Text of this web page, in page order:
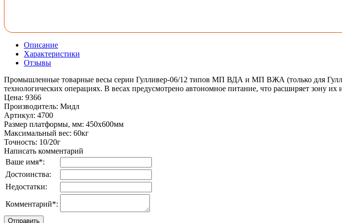
Описание
Характеристики
Отзывы
Промышленные товарные весы серии Гулливер-06/12 типов МП ВДА и МП ВЖА (только для
технологических операциях. В весах предусмотрено автономное питание, что расширяет зону их
Цена: 9366
Производитель: Мидл
Артикул: 4700
Размер платформы, мм: 450х600мм
Максимальный вес: 60кг
Точность: 10/20г
Написать комментарий
Ваше имя*:
Достоинства:
Недостатки:
Комментарий*: